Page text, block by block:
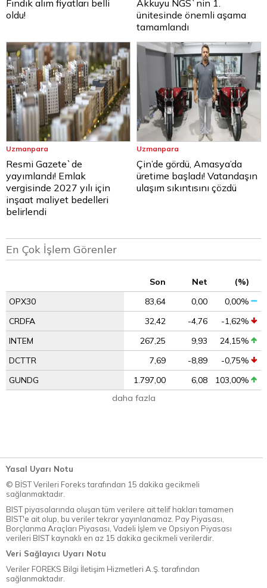
Fındık alım fiyatları belli
oldu!
Akkuyu NGS`nin 1.
ünitesinde önemli aşama
tamamlandı
Uzmanpara
Resmi Gazete`de
yayımlandı! Emlak
vergisinde 2027 yılı için
inşaat maliyet bedelleri
belirlendi
Uzmanpara
Çin’de gördü, Amasya’da
üretime başladı! Vatandaşın
ulaşım sıkıntısını çözdü
En Çok İşlem Görenler
Son Net
(%)
OPX30
83,64 0,00
0,00%
CRDFA
32,42 -4,76
-1,62%
INTEM
267,25 9,93
24,15%
DCTTR
7,69 -8,89
-0,75%
GUNDG
1.797,00 6,08
103,00%
daha fazla
Yasal Uyarı Notu
© BİST Verileri Foreks tarafından 15 dakika gecikmeli
sağlanmaktadır.
BIST piyasalarında oluşan tüm verilere ait telif hakları tamamen
BIST'e ait olup, bu veriler tekrar yayınlanamaz. Pay Piyasası,
Borçlanma Araçları Piyasası, Vadeli İşlem ve Opsiyon Piyasası
verileri BIST kaynaklı en az 15 dakika gecikmeli verilerdir.
Veri Sağlayıcı Uyarı Notu
Veriler FOREKS Bilgi İletişim Hizmetleri A.Ş. tarafından
sağlanmaktadır.